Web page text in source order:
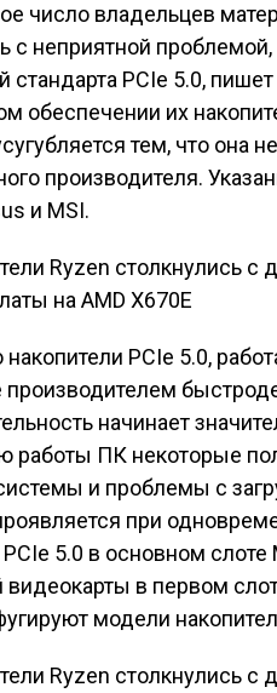
число владельцев
с неприятной
стандарта PCIe 5.0,
обеспечении их
тем, что она
производителя.
и MSI.
накопители PCIe 5.0,
производителем
начинает
работы ПК некоторые
и проблемы с
при
PCIe 5.0 в основном
видеокарты в первом
модели